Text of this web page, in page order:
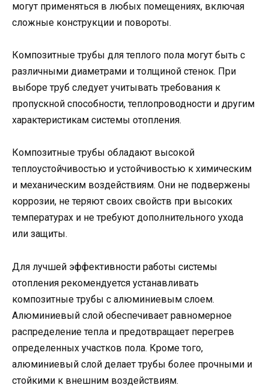
могут применяться в любых помещениях, включая
сложные конструкции и повороты.
Композитные трубы для теплого пола могут быть с
различными диаметрами и толщиной стенок. При
выборе труб следует учитывать требования к
пропускной способности, теплопроводности и другим
характеристикам системы отопления.
Композитные трубы обладают высокой
теплоустойчивостью и устойчивостью к химическим
и механическим воздействиям. Они не подвержены
коррозии, не теряют своих свойств при высоких
температурах и не требуют дополнительного ухода
или защиты.
Для лучшей эффективности работы системы
отопления рекомендуется устанавливать
композитные трубы с алюминиевым слоем.
Алюминиевый слой обеспечивает равномерное
распределение тепла и предотвращает перегрев
определенных участков пола. Кроме того,
алюминиевый слой делает трубы более прочными и
стойкими к внешним воздействиям.